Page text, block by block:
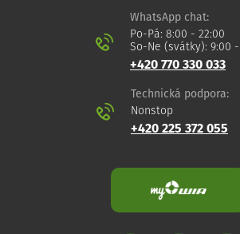
WhatsApp chat:
Po-Pá: 8:00 - 22:00
So-Ne (svátky): 9:00 -
+420 770 330 033
Technická podpora:
Nonstop
+420 225 372 055